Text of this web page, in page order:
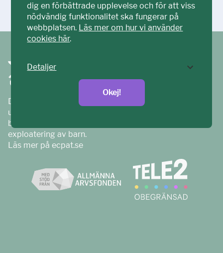
Ställ din fråga!
Ditt ECPAT har tagits fram tillsammans med barn och
unga. Vi är en del av ECPAT Sverige – en
barnrättsorganisation som arbetar mot sexuell
exploatering av barn.
Läs mer på ecpat.se
dig en förbättrade upplevelse och för att viss
nödvändig funktionalitet ska fungerar på
webbplatsen. Läs mer om hur vi använder
cookies här.
Detaljer
Okej!